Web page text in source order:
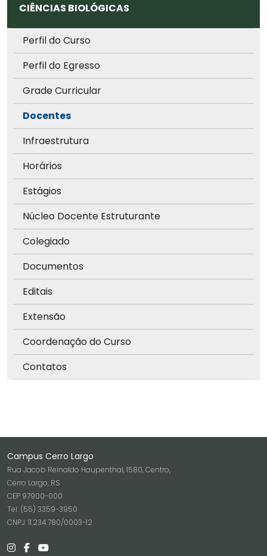
CIÊNCIAS BIOLÓGICAS
Perfil do Curso
Perfil do Egresso
Grade Curricular
Docentes
Infraestrutura
Horários
Estágios
Núcleo Docente Estruturante
Colegiado
Documentos
Editais
Extensão
Coordenação do Curso
Contatos
Campus Cerro Largo
Rua Jacob Reinaldo Haupenthal, 1580, Centro,
Cerro Largo, RS
CEP 97900-000
Tel. (55) 3359-3950
CNPJ: 11.234.780/0003-12